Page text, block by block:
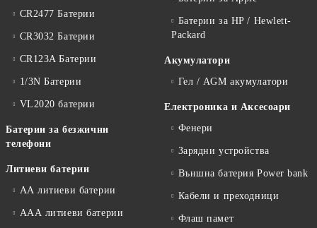
CR2477 Батерии
CR3032 Батерии
CR123A Батерии
1/3N Батерии
VL2020 батерии
Батерии за безжични
телефони
Литиеви батерии
АА литиеви батерии
ААА литиеви батерии
Батерии за HP / Hewlett-
Packard
Акумулатори
Гел / AGM акумулатори
Електроника и Аксесоари
Фенери
Зарядни устройства
Външна батерия Power bank
Кабели и преходници
Флаш памет